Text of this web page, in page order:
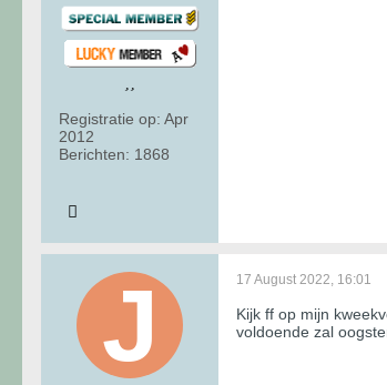
Registratie op: Apr
2012
Berichten: 1868
17 August 2022, 16:01
Kijk ff op mijn
voldoende zal